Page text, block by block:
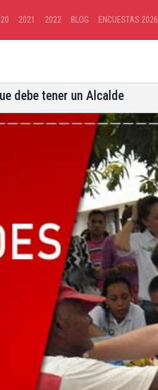
2021 2022 BLOG ENCUESTAS 2026
debe tener un Alcalde